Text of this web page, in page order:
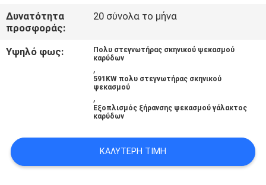
ΝΈΑ
ΑΠΌΣΠΑΣΜΑ
SITEMAP
Δυνατότητα
προσφοράς:
20 σύνολα το μήνα
Υψηλό φως:
Πολυ στεγνωτήρας σκηνικού ψεκασμού
καρύδων
,
591KW πολυ στεγνωτήρας σκηνικού
ψεκασμού
,
Εξοπλισμός ξήρανσης ψεκασμού γάλακτος
καρύδων
ΚΑΛΎΤΕΡΗ ΤΙΜΉ